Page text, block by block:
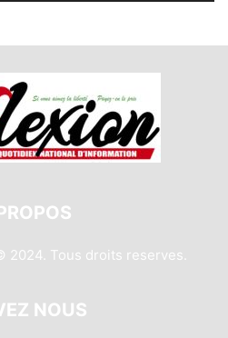
Tous droits reserves.
NOUS